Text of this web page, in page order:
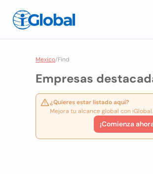
Mexico/Find
Empresas
¿Quieres estar listado aquí?
Mejora tu alcance global con iGlobal.
¡Comienza